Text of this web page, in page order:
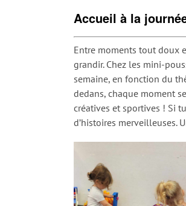
Accueil à la
Entre moments tout doux
grandir. Chez les mini-
semaine, en fonction du
dedans, chaque moment
créatives et sportives ! Si
d’histoires merveilleuses.